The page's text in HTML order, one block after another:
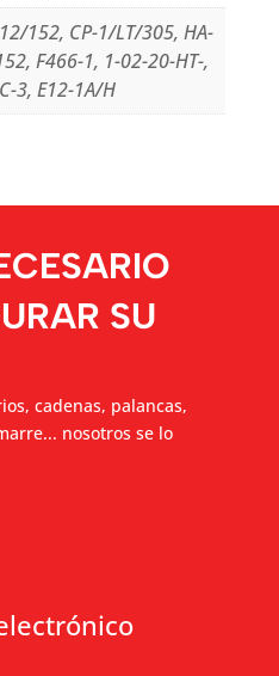
152, CP-1/LT/305, HA-
F466-1, 1-02-20-HT-,
3, E12-1A/H
SU
cadenas, palancas,
nosotros se lo